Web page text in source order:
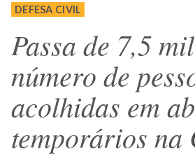
Menu
-
site
Defesa
Civil
DEFESA CIVIL
Passa de 7,5
número de
acolhidas em
temporários na